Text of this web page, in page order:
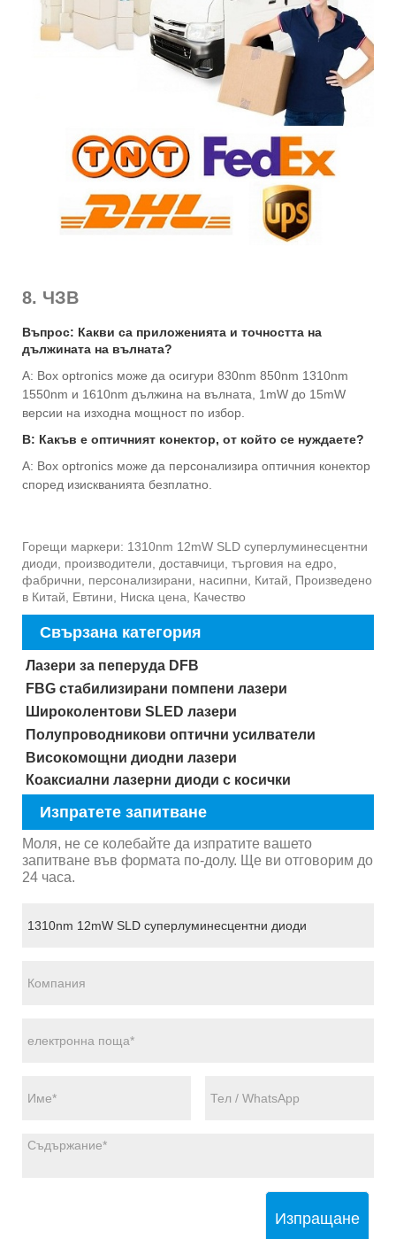
8. ЧЗВ
Въпрос: Какви са приложенията и точността на
дължината на вълната?
A: Box optronics може да осигури 830nm 850nm 1310nm
1550nm и 1610nm дължина на вълната, 1mW до 15mW
версии на изходна мощност по избор.
В: Какъв е оптичният конектор, от който се нуждаете?
A: Box optronics може да персонализира оптичния конектор
според изискванията безплатно.
Горещи маркери: 1310nm 12mW SLD суперлуминесцентни
диоди, производители, доставчици, търговия на едро,
фабрични, персонализирани, насипни, Китай, Произведено
в Китай, Евтини, Ниска цена, Качество
Свързана категория
Лазери за пеперуда DFB
FBG стабилизирани помпени лазери
Широколентови SLED лазери
Полупроводникови оптични усилватели
Високомощни диодни лазери
Коаксиални лазерни диоди с косички
Изпратете запитване
Моля, не се колебайте да изпратите вашето
запитване във формата по-долу. Ще ви отговорим до
24 часа.
Изпращане